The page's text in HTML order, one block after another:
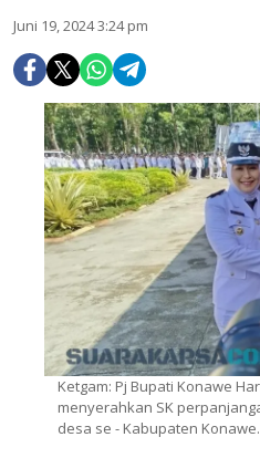
Juni 19, 2024 3:24 pm
Ketgam: Pj Bupati Konawe
menyerahkan SK
desa se - Kabupaten Konawe.